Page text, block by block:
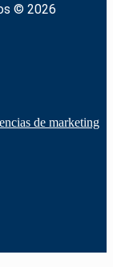
© 2026
de marketing